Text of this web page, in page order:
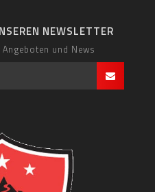
NEWSLETTER
und News